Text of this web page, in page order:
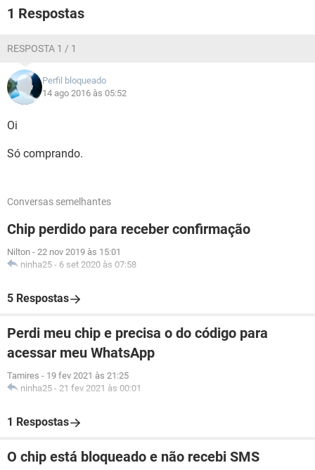
1 Respostas
RESPOSTA 1 / 1
Perfil bloqueado
14 ago 2016 às 05:52
Oi
Só comprando.
Conversas semelhantes
Chip perdido para receber confirmação
Nilton - 22 nov 2019 às 15:01
ninha25 - 6 set 2020 às 07:58
5 Respostas
Perdi meu chip e precisa o do código para
acessar meu WhatsApp
Tamires - 19 fev 2021 às 21:25
ninha25 - 21 fev 2021 às 00:01
1 Respostas
O chip está bloqueado e não recebi SMS